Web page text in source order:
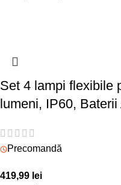
Set 4 lampi flexibile
lumeni, IP60, Baterii
Precomandă
419,99 lei